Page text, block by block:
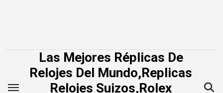
Las Mejores Réplicas De
Relojes Del Mundo,Replicas
Relojes Suizos,Rolex